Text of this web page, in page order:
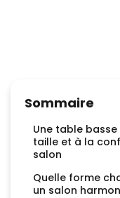
Sommaire
Une table
taille et à la
salon
Quelle forme
un salon